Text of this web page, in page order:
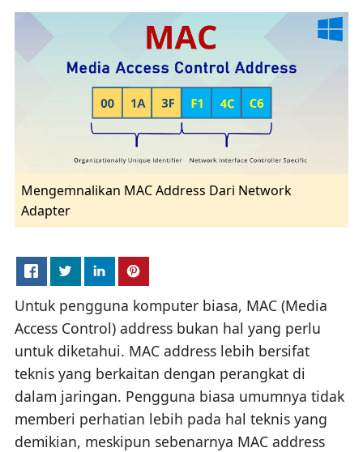
Mengemnalikan MAC Address Dari Network
Adapter
Untuk pengguna komputer biasa, MAC (Media
Access Control) address bukan hal yang perlu
untuk diketahui. MAC address lebih bersifat
teknis yang berkaitan dengan perangkat di
dalam jaringan. Pengguna biasa umumnya tidak
memberi perhatian lebih pada hal teknis yang
demikian, meskipun sebenarnya MAC address